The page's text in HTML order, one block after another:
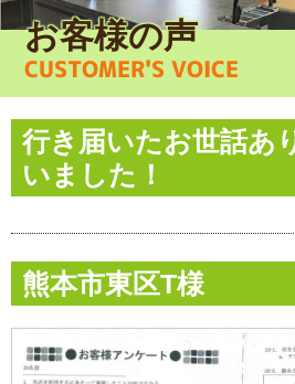
お客様の声
CUSTOMER'S VOICE
行き届いたお世話あ
いました！
熊本市東区T様